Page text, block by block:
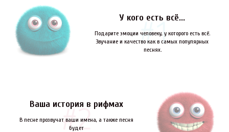
У кого есть всё...
Подарите эмоции человеку, у которого есть всё.
Звучание и качество как в самых популярных
песнях.
Ваша история в рифмах
В песне прозвучат ваши имена, а также песня
будет